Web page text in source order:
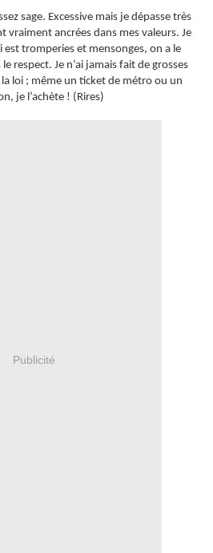
sage. Excessive mais je dépasse très
vraiment ancrées dans mes valeurs. Je
tromperies et mensonges, on a le
respect. Je n’ai jamais fait de grosses
loi ; même un ticket de métro ou un
je l’achète ! (Rires)
Publicité